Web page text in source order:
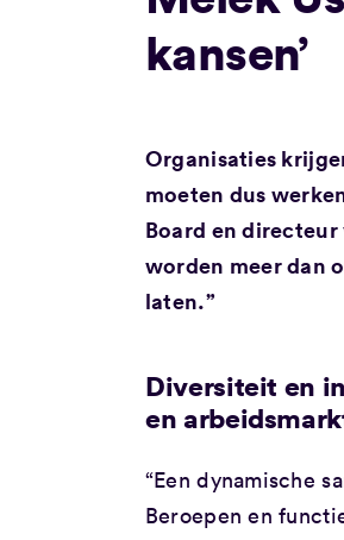
kansen’
Organisaties
moeten dus
Board en
worden meer dan
laten.”
Diversiteit en
en
“Een dynamische
Beroepen en